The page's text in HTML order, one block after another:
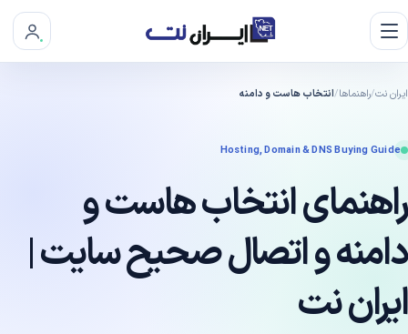
ایران نت راهنماها انتخاب هاست و دامنه
Hosting, Domain & DNS Buying Guide
راهنمای انتخاب هاست و
دامنه و اتصال صحیح سایت |
ایران نت